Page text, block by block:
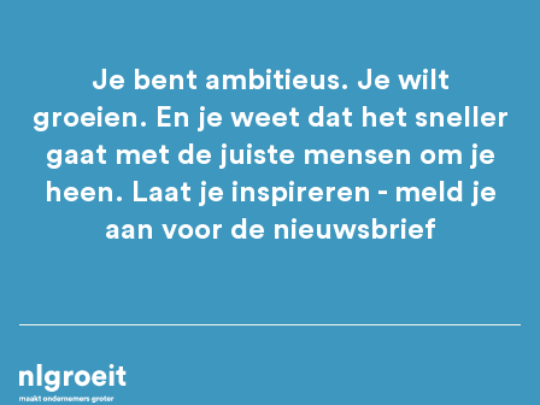
Je bent ambitieus. Je wilt
groeien. En je weet dat het sneller
gaat met de juiste mensen om je
heen. Laat je inspireren - meld je
aan voor de nieuwsbrief